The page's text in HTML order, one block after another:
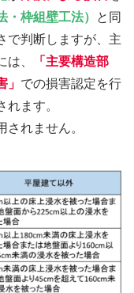
枠組壁工法）
と同
で判断しますが、主
、
「主要構造部
」 での損害認定を行
れます。
れません。